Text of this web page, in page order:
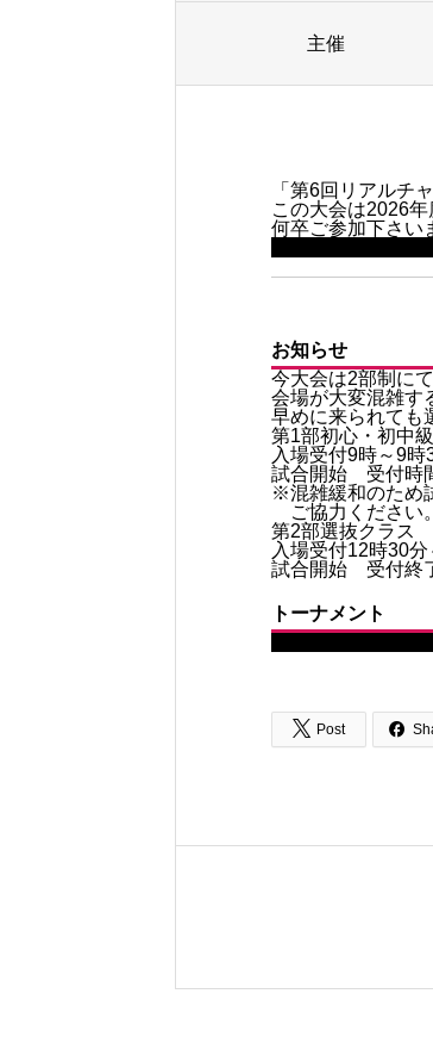
主催
「第6回リアルチ
この大会は2026
何卒ご参加下さい
お知らせ
今大会は2部制にて
会場が大変混雑す
早めに来られても
第1部初心・初中
入場受付9時～9時
試合開始 受付時
※混雑緩和のため
ご協力ください。
第2部選抜クラス
入場受付12時30
試合開始 受付終
トーナメント
 Post 